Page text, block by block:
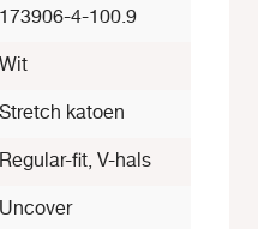
173906-4-100.9
Wit
Stretch katoen
Regular-fit, V-hals
Uncover